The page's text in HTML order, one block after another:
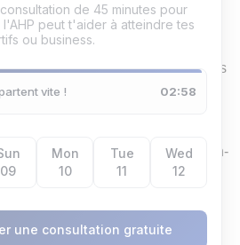
regard des autres.
vers vos valeurs et vos priorités
si je suis en burn-out ?
de travailler même avec un burn-
d’arrêter ce qui n’est pas
vous arrêtiez de toute façon ce